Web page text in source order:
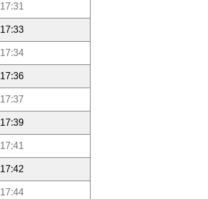
17:31
17:33
17:34
17:36
17:37
17:39
17:41
17:42
17:44